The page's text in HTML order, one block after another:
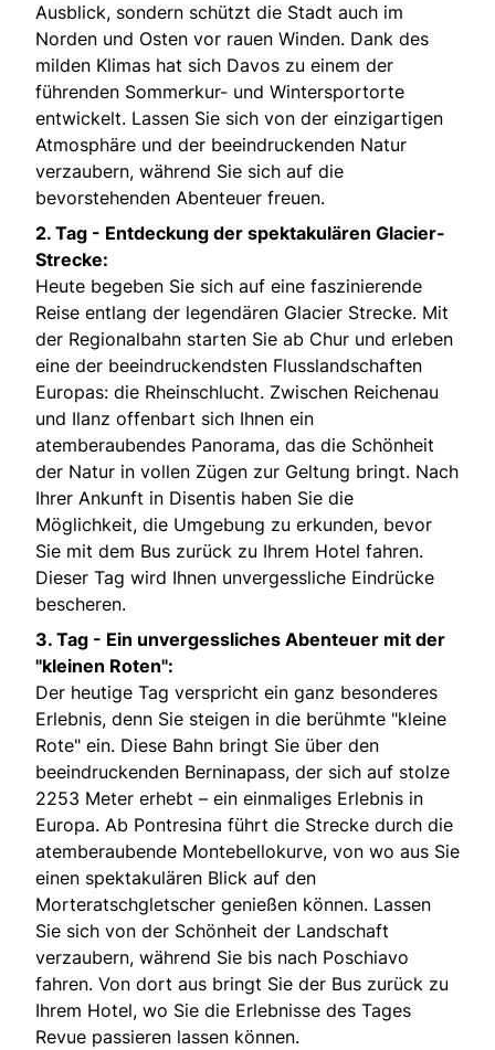
Ausblick, sondern schützt die Stadt auch im
Norden und Osten vor rauen Winden. Dank des
milden Klimas hat sich Davos zu einem der
führenden Sommerkur- und Wintersportorte
entwickelt. Lassen Sie sich von der einzigartigen
Atmosphäre und der beeindruckenden Natur
verzaubern, während Sie sich auf die
bevorstehenden Abenteuer freuen.
2. Tag - Entdeckung der spektakulären Glacier-
Strecke:
Heute begeben Sie sich auf eine faszinierende
Reise entlang der legendären Glacier Strecke. Mit
der Regionalbahn starten Sie ab Chur und erleben
eine der beeindruckendsten Flusslandschaften
Europas: die Rheinschlucht. Zwischen Reichenau
und Ilanz offenbart sich Ihnen ein
atemberaubendes Panorama, das die Schönheit
der Natur in vollen Zügen zur Geltung bringt. Nach
Ihrer Ankunft in Disentis haben Sie die
Möglichkeit, die Umgebung zu erkunden, bevor
Sie mit dem Bus zurück zu Ihrem Hotel fahren.
Dieser Tag wird Ihnen unvergessliche Eindrücke
bescheren.
3. Tag - Ein unvergessliches Abenteuer mit der
"kleinen Roten":
Der heutige Tag verspricht ein ganz besonderes
Erlebnis, denn Sie steigen in die berühmte "kleine
Rote" ein. Diese Bahn bringt Sie über den
beeindruckenden Berninapass, der sich auf stolze
2253 Meter erhebt – ein einmaliges Erlebnis in
Europa. Ab Pontresina führt die Strecke durch die
atemberaubende Montebellokurve, von wo aus Sie
einen spektakulären Blick auf den
Morteratschgletscher genießen können. Lassen
Sie sich von der Schönheit der Landschaft
verzaubern, während Sie bis nach Poschiavo
fahren. Von dort aus bringt Sie der Bus zurück zu
Ihrem Hotel, wo Sie die Erlebnisse des Tages
Revue passieren lassen können.